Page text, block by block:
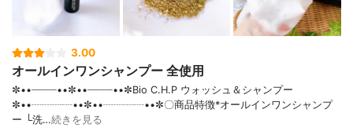
3.00
オールインワンシャンプー 全使用
✼••┈┈┈┈••✼••┈┈┈┈••✼Bio C.H.P ウォッシュ＆シャンプー
✼••┈┈┈┈••✼••┈┈┈┈••✼〇商品特徴*オールインワンシャンプ
ー └洗…続きを見る